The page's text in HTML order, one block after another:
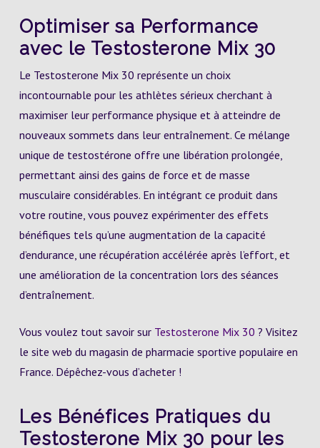
Optimiser sa Performance
avec le Testosterone Mix 30
Le Testosterone Mix 30 représente un choix
incontournable pour les athlètes sérieux cherchant à
maximiser leur performance physique et à atteindre de
nouveaux sommets dans leur entraînement. Ce mélange
unique de testostérone offre une libération prolongée,
permettant ainsi des gains de force et de masse
musculaire considérables. En intégrant ce produit dans
votre routine, vous pouvez expérimenter des effets
bénéfiques tels qu’une augmentation de la capacité
d’endurance, une récupération accélérée après l’effort, et
une amélioration de la concentration lors des séances
d’entraînement.
Vous voulez tout savoir sur Testosterone Mix 30 ? Visitez
le site web du magasin de pharmacie sportive populaire en
France. Dépêchez-vous d’acheter !
Les Bénéfices Pratiques du
Testosterone Mix 30 pour les